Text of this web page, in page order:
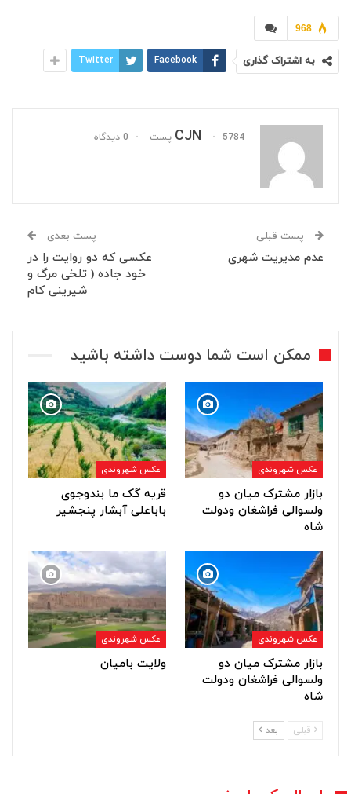
968
به اشتراک گذاری Facebook
Twitter
CJN 5784 پست 0 دیدگاه
پست قبلی
عدم مدیریت شهری
پست بعدی
عکسی که دو روایت را در
خود جاده ( تلخی مرگ و
شیرینی کام
ممکن است شما دوست داشته باشید
عکس شهروندی
بازار مشترک میان دو
ولسوالی فراشغان ودولت
شاه
عکس شهروندی
قریه گک ما بندوجوی
باباعلی آبشار پنجشیر
عکس شهروندی
بازار مشترک میان دو
ولسوالی فراشغان ودولت
شاه
عکس شهروندی
ولایت بامیان
قبلی بعد